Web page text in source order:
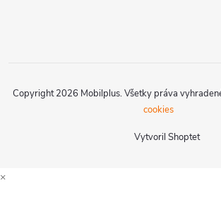
Vytvoril Shoptet
Copyright 2026 Mobilplus. Všetky práva
cookies
×